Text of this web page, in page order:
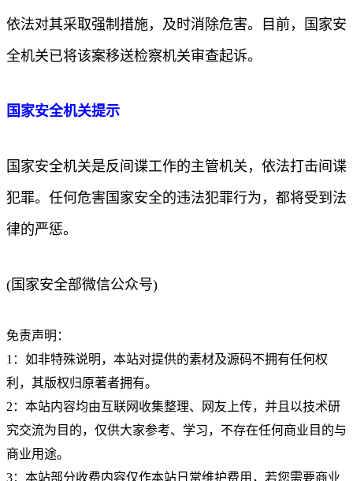
依法对其采取强制措施，及时消除危害。目前，国家安
全机关已将该案移送检察机关审查起诉。
国家安全机关提示
国家安全机关是反间谍工作的主管机关，依法打击间谍
犯罪。任何危害国家安全的违法犯罪行为，都将受到法
律的严惩。
(国家安全部微信公众号)
免责声明：
1：如非特殊说明，本站对提供的素材及源码不拥有任何权
利，其版权归原著者拥有。
2：本站内容均由互联网收集整理、网友上传，并且以技术研
究交流为目的，仅供大家参考、学习，不存在任何商业目的与
商业用途。
3：本站部分收费内容仅作本站日常维护费用，若您需要商业